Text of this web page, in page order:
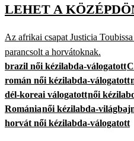
LEHET A
Az afrikai csapat Justicia
parancsolt a horvátoknak.
brazil női kézilabda-válogatott
román női kézilabda-válogatott
dél-koreai válogatottnői
Románianői kézilabda-
horvát női kézilabda-válogatott